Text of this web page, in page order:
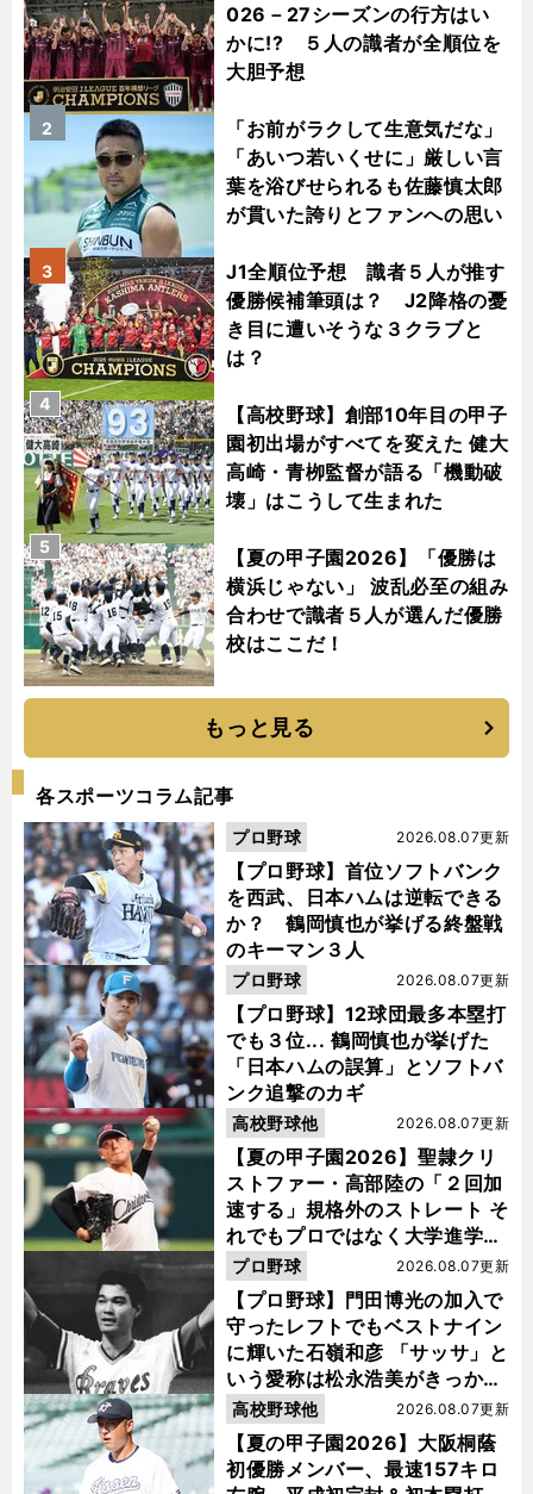
026－27シーズンの行方はい
かに!? ５人の識者が全順位を
大胆予想
「お前がラクして生意気だな」
「あいつ若いくせに」厳しい言
葉を浴びせられるも佐藤慎太郎
が貫いた誇りとファンへの思い
2
J1全順位予想 識者５人が推す
優勝候補筆頭は？ J2降格の憂
き目に遭いそうな３クラブと
は？
3
【高校野球】創部10年目の甲子
園初出場がすべてを変えた 健大
高崎・青栁監督が語る「機動破
壊」はこうして生まれた
4
【夏の甲子園2026】「優勝は
横浜じゃない」 波乱必至の組み
合わせで識者５人が選んだ優勝
校はここだ！
5
もっと見る
各スポーツコラム記事
【プロ野球】首位ソフトバンク
を西武、日本ハムは逆転できる
か？ 鶴岡慎也が挙げる終盤戦
のキーマン３人
2026.08.07更新
プロ野球
【プロ野球】12球団最多本塁打
でも３位... 鶴岡慎也が挙げた
「日本ハムの誤算」とソフトバ
ンク追撃のカギ
2026.08.07更新
プロ野球
【夏の甲子園2026】聖隷クリ
ストファー・高部陸の「２回加
速する」規格外のストレート そ
れでもプロではなく大学進学を
選ぶ理由
2026.08.07更新
高校野球他
【プロ野球】門田博光の加入で
守ったレフトでもベストナイン
に輝いた石嶺和彦 「サッサ」と
いう愛称は松永浩美がきっか
け？
2026.08.07更新
プロ野球
【夏の甲子園2026】大阪桐蔭
初優勝メンバー、最速157キロ
2026.08.07更新
高校野球他